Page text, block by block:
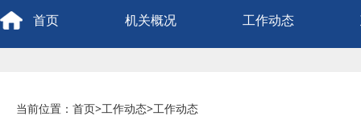
首页 机关概况 工作动态
当前位置： 首页>工作动态>工作动态